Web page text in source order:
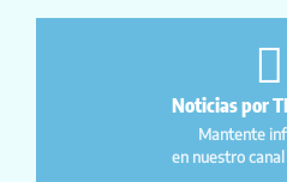
Noticias por
Mantente
en nuestro canal